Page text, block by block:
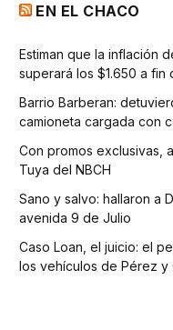
EN EL CHACO
Estiman que la inflación
superará los $1.650 a fin
Barrio Barberan:
camioneta cargada con
Con promos exclusivas,
Tuya del NBCH
Sano y salvo: hallaron a
avenida 9 de Julio
Caso Loan, el juicio: el
los vehículos de Pérez y